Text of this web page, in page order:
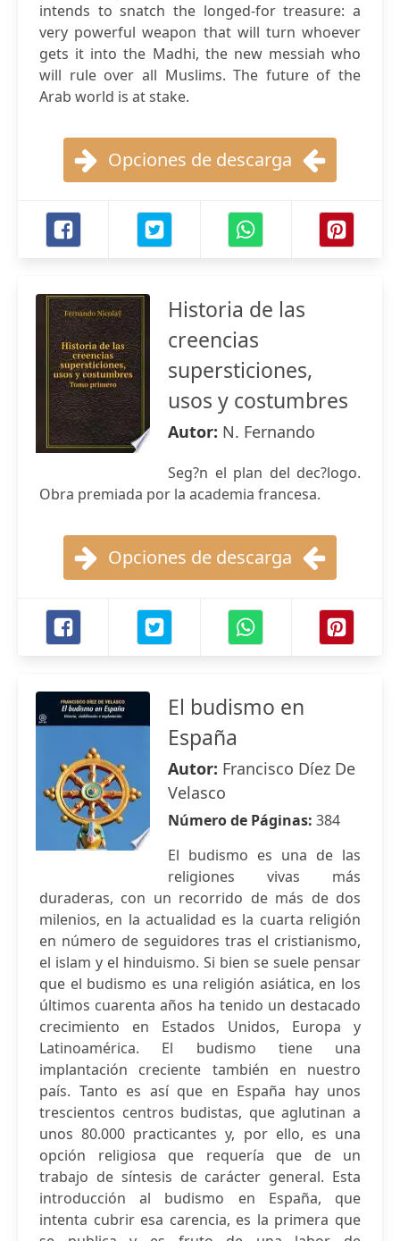
intends to snatch the longed-for treasure: a
very powerful weapon that will turn whoever
gets it into the Madhi, the new messiah who
will rule over all Muslims. The future of the
Arab world is at stake.
Opciones de descarga
Historia de las
creencias
supersticiones,
usos y costumbres
Autor: N. Fernando
Seg?n el plan del dec?logo.
Obra premiada por la academia francesa.
Opciones de descarga
El budismo en
España
Autor: Francisco Díez De
Velasco
Número de Páginas: 384
El budismo es una de las
religiones vivas más
duraderas, con un recorrido de más de dos
milenios, en la actualidad es la cuarta religión
en número de seguidores tras el cristianismo,
el islam y el hinduismo. Si bien se suele pensar
que el budismo es una religión asiática, en los
últimos cuarenta años ha tenido un destacado
crecimiento en Estados Unidos, Europa y
Latinoamérica. El budismo tiene una
implantación creciente también en nuestro
país. Tanto es así que en España hay unos
trescientos centros budistas, que aglutinan a
unos 80.000 practicantes y, por ello, es una
opción religiosa que requería que de un
trabajo de síntesis de carácter general. Esta
introducción al budismo en España, que
intenta cubrir esa carencia, es la primera que